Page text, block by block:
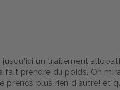
un traitement
prendre du poids. Oh
plus rien d'autre! et